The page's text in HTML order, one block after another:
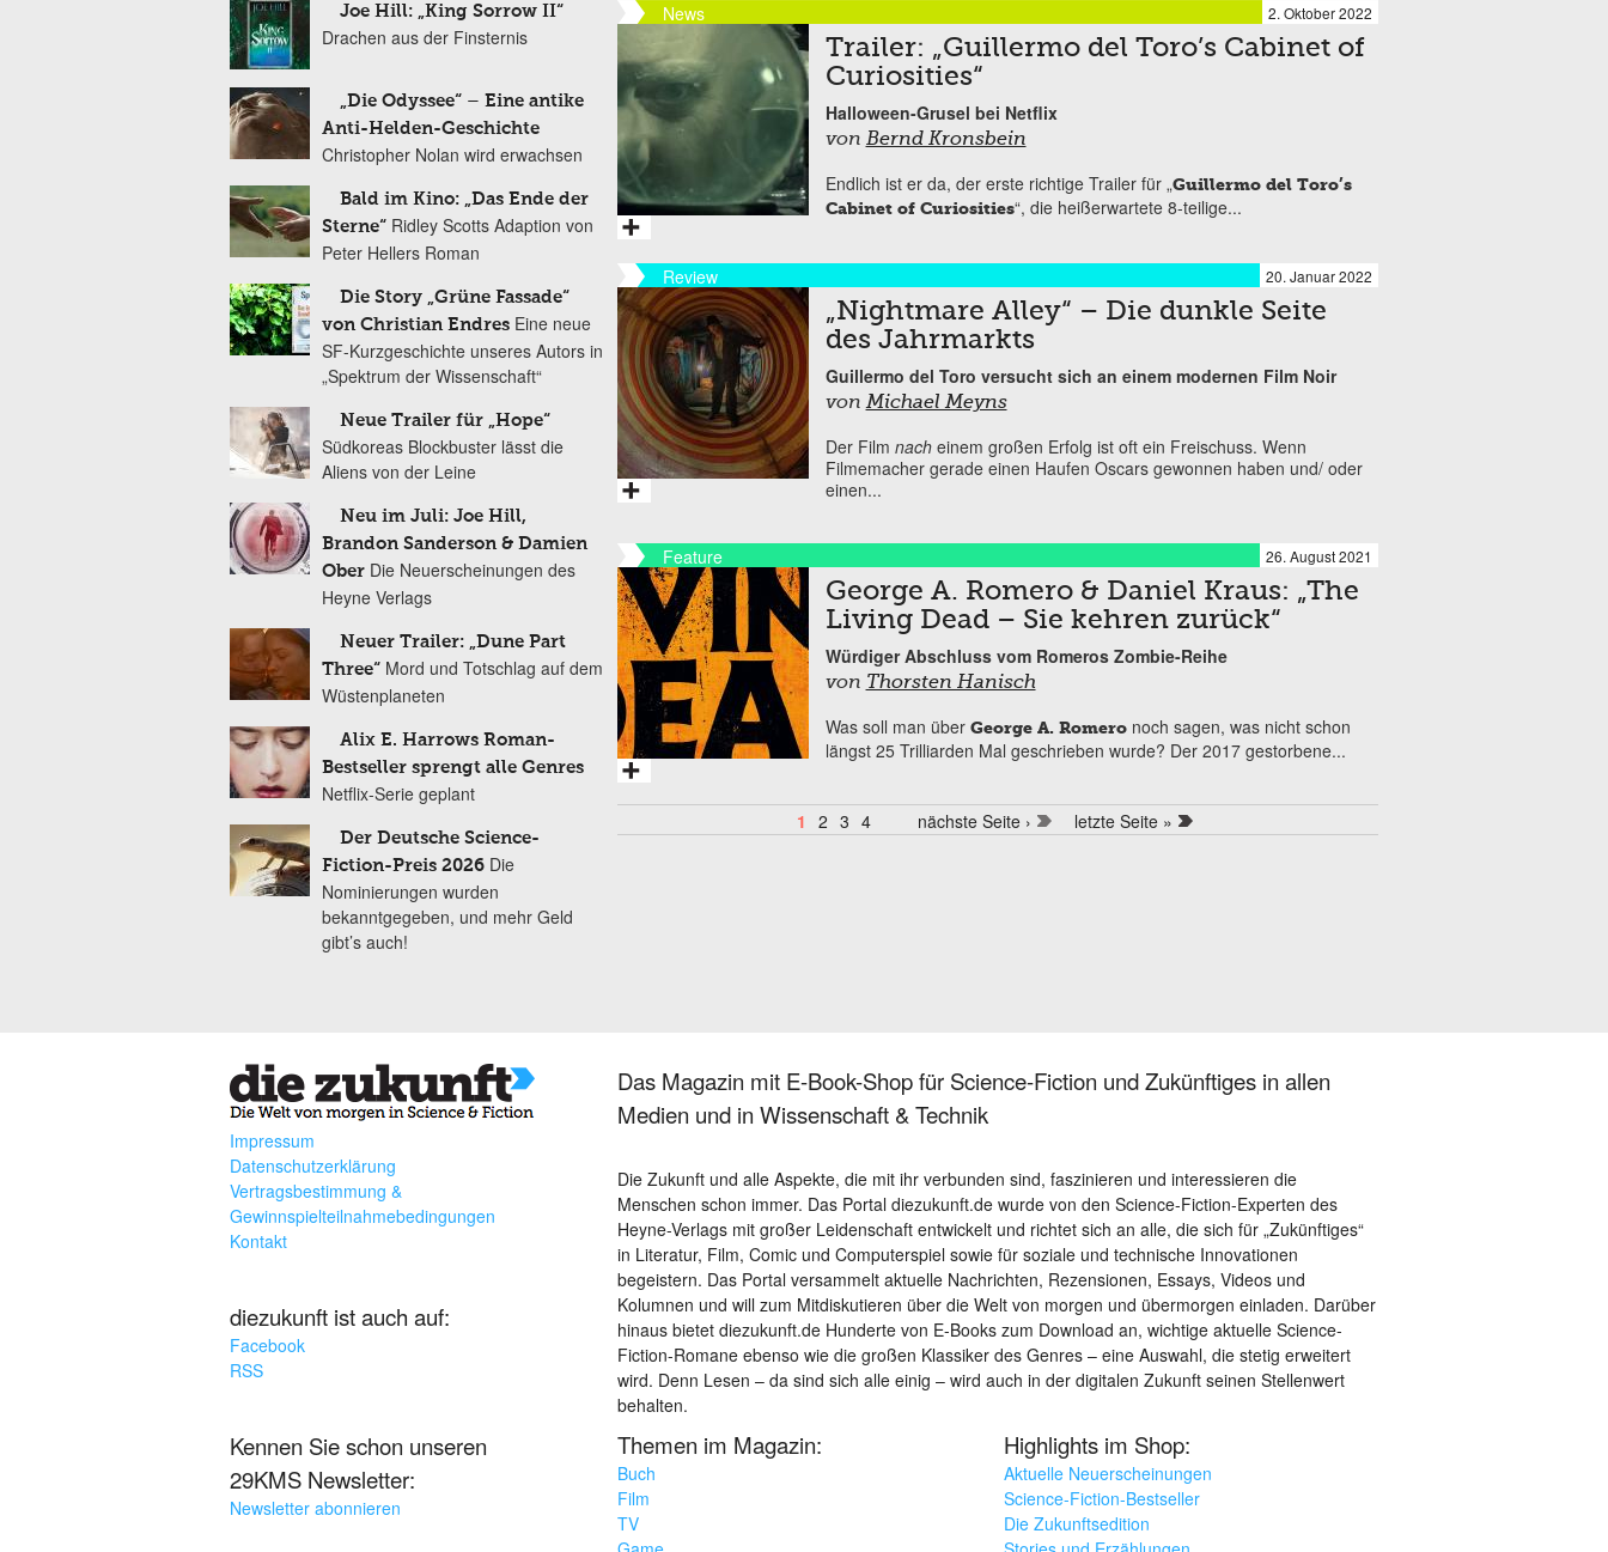
News 2. Oktober 2022
Trailer: „Guillermo del Toro’s Cabinet of
Curiosities“
Halloween-Grusel bei Netflix
von Bernd Kronsbein
Endlich ist er da, der erste richtige Trailer für „Guillermo del Toro’s
Cabinet of Curiosities“, die heißerwartete 8-teilige...
Review 20. Januar 2022
„Nightmare Alley“ – Die dunkle Seite
des Jahrmarkts
Guillermo del Toro versucht sich an einem modernen Film Noir
vonMichael Meyns
Der Film nacheinem großen Erfolg ist oft ein Freischuss. Wenn
Filmemacher gerade einen Haufen Oscars gewonnen haben und/ oder
einen...
Feature 26. August 2021
George A. Romero & Daniel Kraus: „The
Living Dead – Sie kehren zurück“
Würdiger Abschluss vom Romeros Zombie-Reihe
von Thorsten Hanisch
Was soll man über George A. Romeronoch sagen, was nicht schon
längst 25 Trilliarden Mal geschrieben wurde? Der 2017 gestorbene...
1 2 3 4 nächste Seite › letzte Seite »
Joe Hill: „King Sorrow II“
Drachen aus der Finsternis
„Die Odyssee“ – Eine antike
Anti-Helden-Geschichte
Christopher Nolan wird erwachsen
Bald im Kino: „Das Ende der
Sterne“ Ridley Scotts Adaption von
Peter Hellers Roman
Die Story „Grüne Fassade“
von Christian Endres Eine neue
SF-Kurzgeschichte unseres Autors in
„Spektrum der Wissenschaft“
Neue Trailer für „Hope“
Südkoreas Blockbuster lässt die
Aliens von der Leine
Neu im Juli: Joe Hill,
Brandon Sanderson & Damien
Ober Die Neuerscheinungen des
Heyne Verlags
Neuer Trailer: „Dune Part
Three“ Mord und Totschlag auf dem
Wüstenplaneten
Alix E. Harrows Roman-
Bestseller sprengt alle Genres
Netflix-Serie geplant
Der Deutsche Science-
Fiction-Preis 2026 Die
Nominierungen wurden
bekanntgegeben, und mehr Geld
gibt’s auch!
Impressum
Datenschutzerklärung
Vertragsbestimmung &
Gewinnspielteilnahmebedingungen
Kontakt
diezukunft ist auch auf:
Facebook
RSS
Kennen Sie schon unseren
29KMS Newsletter:
Newsletter abonnieren
Das Magazin mit E-Book-Shop für Science-Fiction und Zukünftiges in allen
Medien und in Wissenschaft & Technik
Die Zukunft und alle Aspekte, die mit ihr verbunden sind, faszinieren und interessieren die
Menschen schon immer. Das Portal diezukunft.de wurde von den Science-Fiction-Experten des
Heyne-Verlags mit großer Leidenschaft entwickelt und richtet sich an alle, die sich für „Zukünftiges“
in Literatur, Film, Comic und Computerspiel sowie für soziale und technische Innovationen
begeistern. Das Portal versammelt aktuelle Nachrichten, Rezensionen, Essays, Videos und
Kolumnen und will zum Mitdiskutieren über die Welt von morgen und übermorgen einladen. Darüber
hinaus bietet diezukunft.de Hunderte von E-Books zum Download an, wichtige aktuelle Science-
Fiction-Romane ebenso wie die großen Klassiker des Genres – eine Auswahl, die stetig erweitert
wird. Denn Lesen – da sind sich alle einig – wird auch in der digitalen Zukunft seinen Stellenwert
behalten.
Themen im Magazin:
Buch
Film
TV
Highlights im Shop:
Aktuelle Neuerscheinungen
Science-Fiction-Bestseller
Die Zukunftsedition